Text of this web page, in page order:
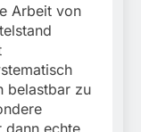
Arbeit von
belastbar zu
dann echte